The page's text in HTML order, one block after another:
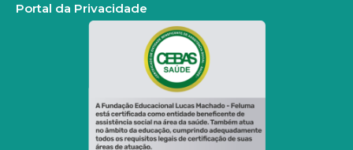
Portal da Privacidade